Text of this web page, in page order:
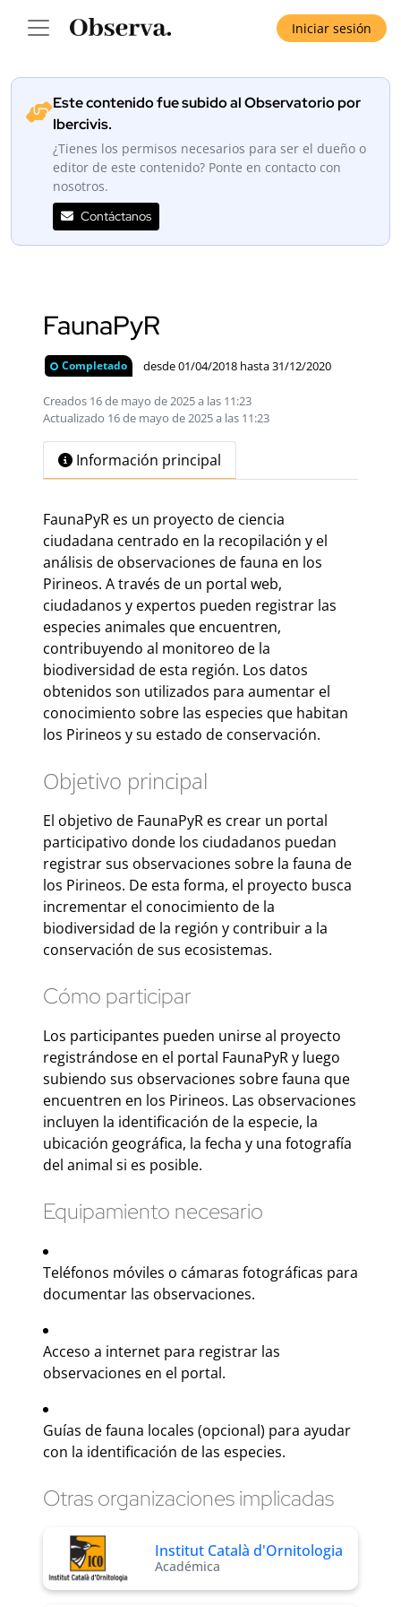
Iniciar sesión
Este contenido fue subido al Observatorio por
Ibercivis.
¿Tienes los permisos necesarios para ser el dueño o
editor de este contenido? Ponte en contacto con
nosotros.
Contáctanos
FaunaPyR
Completado desde 01/04/2018 hasta 31/12/2020
Creados 16 de mayo de 2025 a las 11:23
Actualizado 16 de mayo de 2025 a las 11:23
Información principal
FaunaPyR es un proyecto de ciencia
ciudadana centrado en la recopilación y el
análisis de observaciones de fauna en los
Pirineos. A través de un portal web,
ciudadanos y expertos pueden registrar las
especies animales que encuentren,
contribuyendo al monitoreo de la
biodiversidad de esta región. Los datos
obtenidos son utilizados para aumentar el
conocimiento sobre las especies que habitan
los Pirineos y su estado de conservación.
Objetivo principal
El objetivo de FaunaPyR es crear un portal
participativo donde los ciudadanos puedan
registrar sus observaciones sobre la fauna de
los Pirineos. De esta forma, el proyecto busca
incrementar el conocimiento de la
biodiversidad de la región y contribuir a la
conservación de sus ecosistemas.
Cómo participar
Los participantes pueden unirse al proyecto
registrándose en el portal FaunaPyR y luego
subiendo sus observaciones sobre fauna que
encuentren en los Pirineos. Las observaciones
incluyen la identificación de la especie, la
ubicación geográfica, la fecha y una fotografía
del animal si es posible.
Equipamiento necesario
Teléfonos móviles o cámaras fotográficas para
documentar las observaciones.
Acceso a internet para registrar las
observaciones en el portal.
Guías de fauna locales (opcional) para ayudar
con la identificación de las especies.
Otras organizaciones implicadas
Institut Català d'Ornitologia
Académica